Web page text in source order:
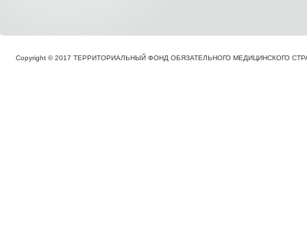
Copyright © 2017 ТЕРРИТОРИАЛЬНЫЙ ФОНД ОБЯЗАТЕЛЬНОГО МЕДИЦИНСКОГО